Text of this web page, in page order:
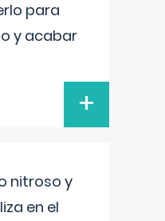
para
y acabar
+
nitroso y
en el